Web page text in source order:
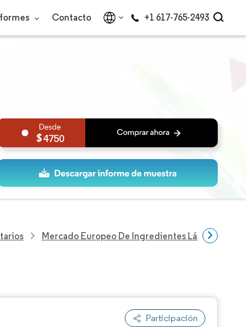
Contacto +1 617-765-2493
4750
Mercado Europeo De Ingredientes Lácteos
Participación